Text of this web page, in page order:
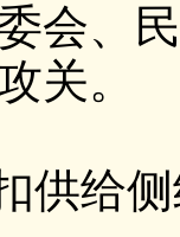
会、
关。
供给